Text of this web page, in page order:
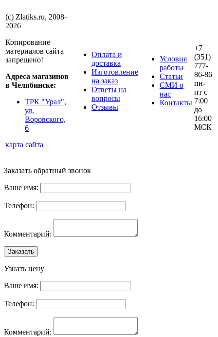
(с) Zlatiks.ru, 2008-
2026
Копирование
материалов сайта
запрещено!
Адреса магазинов
в Челябинске:
ТРК "Урал",
ул.
Воровского,
6
карта сайта
Оплата и
доставка
Изготовление
на заказ
Ответы на
вопросы
Отзывы
Условия
работы
Статьи
СМИ о
нас
Контакты
+7
(351)
777-
86-86
пн-
пт с
7:00
до
16:00
МСК
Заказать обратный звонок
Ваше имя:
Телефон:
Комментарий:
Заказать
Узнать цену
Ваше имя:
Телефон:
Комментарий: